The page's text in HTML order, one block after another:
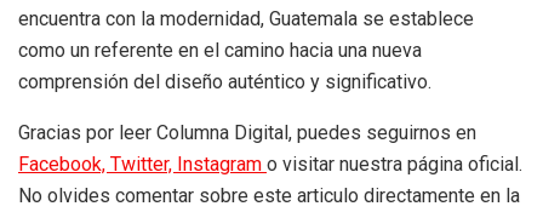
encuentra con la modernidad, Guatemala se establece
como un referente en el camino hacia una nueva
comprensión del diseño auténtico y significativo.
Gracias por leer Columna Digital, puedes seguirnos en
Facebook, Twitter, Instagram o visitar nuestra página oficial.
No olvides comentar sobre este articulo directamente en la